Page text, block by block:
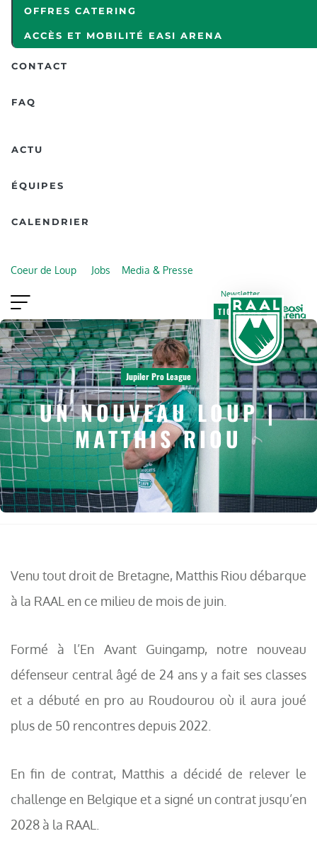
OFFRES CATERING
ACCÈS ET MOBILITÉ EASI ARENA
CONTACT
FAQ
ACTU
ÉQUIPES
CALENDRIER
Coeur de Loup Jobs Media & Presse
Newsletter
TICKETING
VIP
FAN SHOP
Jupiler Pro League
UN NOUVEAU LOUP |
MATTHIS RIOU
Venu tout droit de Bretagne, Matthis Riou débarque
à la RAAL en ce milieu de mois de juin.
Formé à l’En Avant Guingamp, notre nouveau
défenseur central âgé de 24 ans y a fait ses classes
et a débuté en pro au Roudourou où il aura joué
plus de 50 rencontres depuis 2022.
En fin de contrat, Matthis a décidé de relever le
challenge en Belgique et a signé un contrat jusqu’en
2028 à la RAAL.